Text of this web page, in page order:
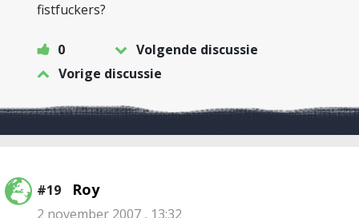
fistfuckers?
0
Volgende discussie
Vorige discussie
#19 Roy
2 november 2007 , 13:32